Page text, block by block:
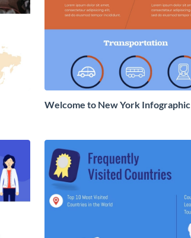
Welcome to New York Infographic